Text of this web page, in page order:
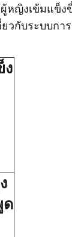
หญิงเข้มแข็ง
ยวกับระบบก
ง
ด